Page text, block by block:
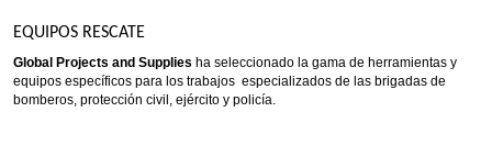
EQUIPOS RESCATE
Global Projects and Supplies ha seleccionado la gama de herramientas y
equipos específicos para los trabajos especializados de las brigadas de
bomberos, protección civil, ejército y policía.